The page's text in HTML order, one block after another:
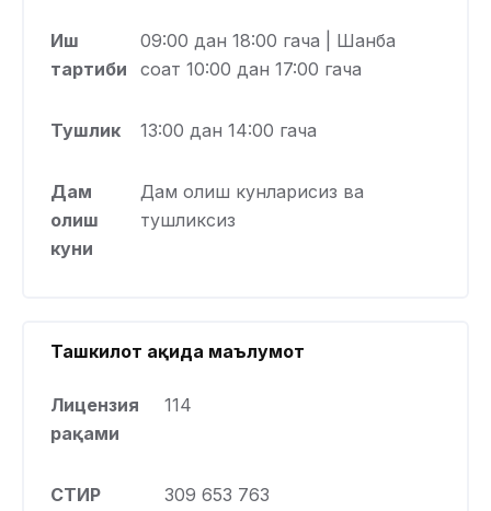
Иш
тартиби
09:00 дан 18:00 гача | Шанба
соат 10:00 дан 17:00 гача
Тушлик 13:00 дан 14:00 гача
Дам
олиш
куни
Дам олиш кунларисиз ва
тушликсиз
Ташкилот ҳақида маълумот
Лицензия
рақами
114
СТИР 309 653 763